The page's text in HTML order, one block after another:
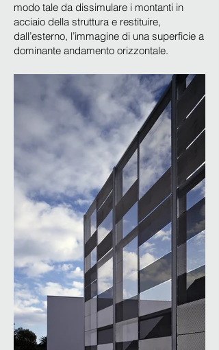
modo tale da dissimulare i montanti in
acciaio della struttura e restituire,
dall’esterno, l’immagine di una superficie a
dominante andamento orizzontale.